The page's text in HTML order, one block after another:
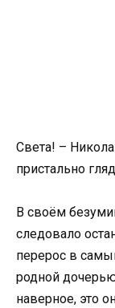
Света! –
пристально
В своём
следовало
перерос в
родной
наверное, это